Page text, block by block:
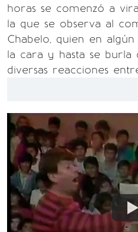
horas se comenzó a
la que se observa al
Chabelo, quien en
la cara y hasta se
diversas reacciones